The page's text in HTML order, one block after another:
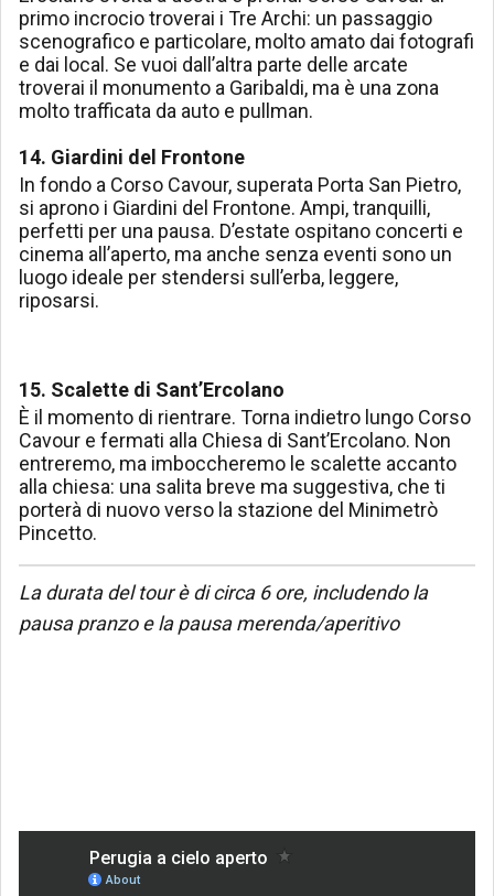
primo incrocio troverai i Tre Archi: un passaggio
scenografico e particolare, molto amato dai fotografi
e dai local. Se vuoi dall’altra parte delle arcate
troverai il monumento a Garibaldi, ma è una zona
molto trafficata da auto e pullman.
14. Giardini del Frontone
In fondo a Corso Cavour, superata Porta San Pietro,
si aprono i Giardini del Frontone. Ampi, tranquilli,
perfetti per una pausa. D’estate ospitano concerti e
cinema all’aperto, ma anche senza eventi sono un
luogo ideale per stendersi sull’erba, leggere,
riposarsi.
15. Scalette di Sant’Ercolano
È il momento di rientrare. Torna indietro lungo Corso
Cavour e fermati alla Chiesa di Sant’Ercolano. Non
entreremo, ma imboccheremo le scalette accanto
alla chiesa: una salita breve ma suggestiva, che ti
porterà di nuovo verso la stazione del Minimetrò
Pincetto.
La durata del tour è di circa 6 ore, includendo la
pausa pranzo e la pausa merenda/aperitivo